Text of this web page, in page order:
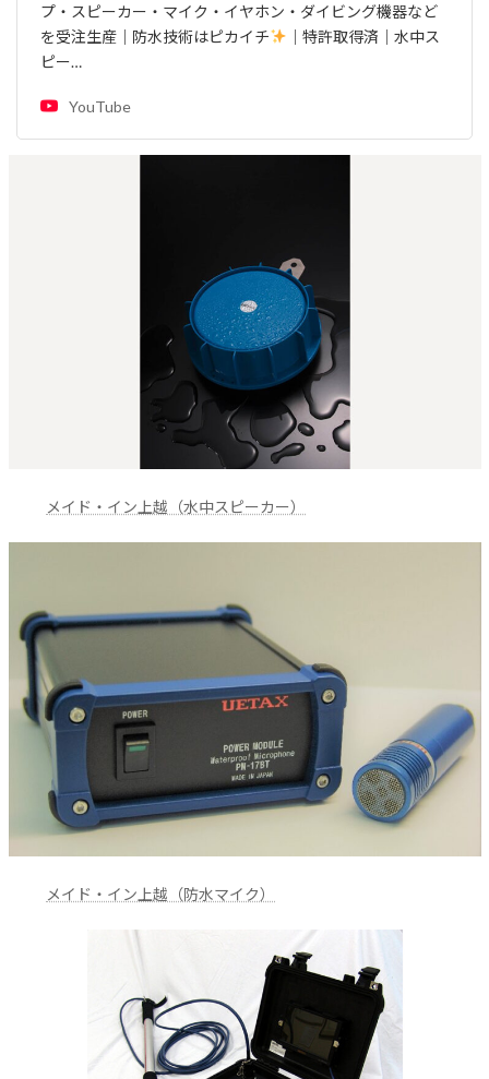
プ・スピーカー・マイク・イヤホン・ダイビング機器など
を受注生産｜防水技術はピカイチ
｜特許取得済｜水中ス
ピー…
YouTube
メイド・イン上越（水中スピーカー）
メイド・イン上越（防水マイク）